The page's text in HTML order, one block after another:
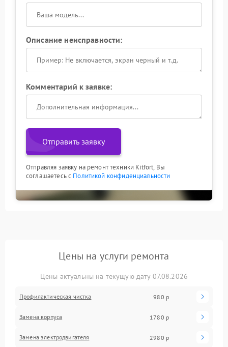
Описание неисправности:
Комментарий к заявке:
Отправить заявку
Отправляя заявку на ремонт техники Kitfort, Вы
соглашаетесь с Политикой конфиденциальности
Цены на услуги ремонта
Цены актуальны на текущую дату 07.08.2026
Профилактическая чистка 980 р
Замена корпуса 1780 р
Замена электродвигателя 2980 р